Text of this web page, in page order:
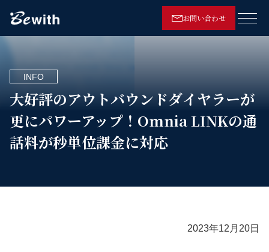
お問い合わせ
メニ
大好評のアウトバウンドダイヤラーが
更にパワーアップ！Omnia LINKの通
話料が秒単位課金に対応
INFO
2023年12月20日